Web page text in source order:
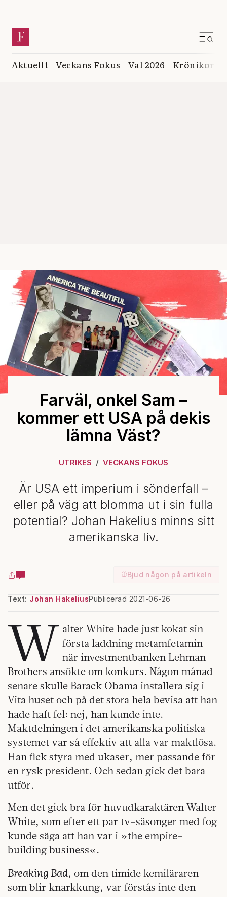
Aktuellt Veckans Fokus Val 2026 Krönikor
Farväl, onkel Sam –
kommer ett USA på dekis
lämna Väst?
UTRIKES VECKANS FOKUS
Är USA ett imperium i sönderfall –
eller på väg att blomma ut i sin fulla
potential? Johan Hakelius minns sitt
amerikanska liv.
Bjud någon på artikeln
Text: Johan HakeliusPublicerad 2021-06-26
W alter White hade just kokat sin
första laddning metamfetamin
när investmentbanken Lehman
Brothers ansökte om konkurs. Någon månad
senare skulle Barack Obama installera sig i
Vita huset och på det stora hela bevisa att han
hade haft fel: nej, han kunde inte.
Maktdelningen i det amerikanska politiska
systemet var så effektiv att alla var maktlösa.
Han fick styra med ukaser, mer passande för
en rysk president. Och sedan gick det bara
utför.
Men det gick bra för huvudkaraktären Walter
White, som efter ett par tv-säsonger med fog
kunde säga att han var i »the empire-
building business«.
Breaking Bad, om den timide kemiläraren
som blir knarkkung, var förstås inte den